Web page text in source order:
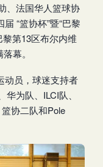
、法国华人篮球协
“篮协杯”暨“巴黎
第13区布尔内维
幕。
动员，球迷支持者
为队、ILCI队、
协二队和Pole